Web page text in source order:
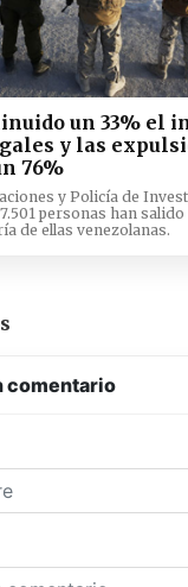
un 33% el
y las
76%
y Policía de
personas han
de ellas venezolanas.
comentario